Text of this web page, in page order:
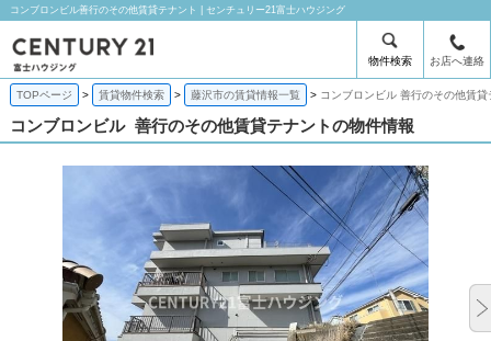
コンブロンビル善行のその他賃貸テナント | センチュリー21富士ハウジング
物件検索 お店へ連絡
TOPページ 賃貸物件検索 藤沢市の賃貸情報一覧 コンブロンビル 善行のその他賃貸
コンブロンビル 善行のその他賃貸テナントの物件情報